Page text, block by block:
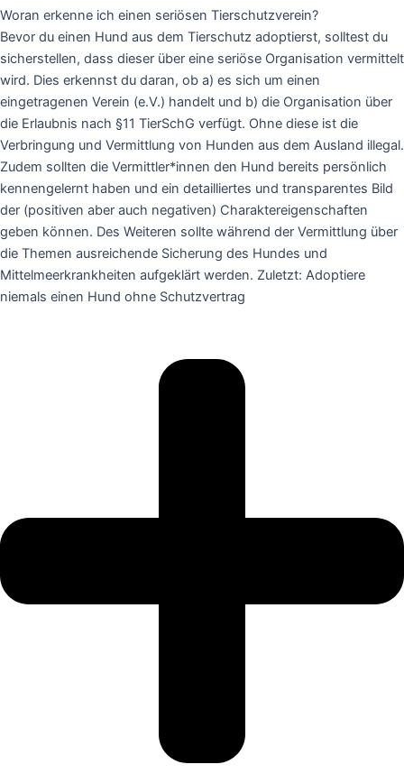
Woran erkenne ich einen seriösen Tierschutzverein?
Bevor du einen Hund aus dem Tierschutz adoptierst, solltest du
sicherstellen, dass dieser über eine seriöse Organisation vermittelt
wird. Dies erkennst du daran, ob a) es sich um einen
eingetragenen Verein (e.V.) handelt und b) die Organisation über
die Erlaubnis nach §11 TierSchG verfügt. Ohne diese ist die
Verbringung und Vermittlung von Hunden aus dem Ausland illegal.
Zudem sollten die Vermittler*innen den Hund bereits persönlich
kennengelernt haben und ein detailliertes und transparentes Bild
der (positiven aber auch negativen) Charaktereigenschaften
geben können. Des Weiteren sollte während der Vermittlung über
die Themen ausreichende Sicherung des Hundes und
Mittelmeerkrankheiten aufgeklärt werden. Zuletzt: Adoptiere
niemals einen Hund ohne Schutzvertrag